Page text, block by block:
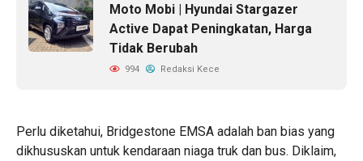
Moto Mobi | Hyundai Stargazer
Active Dapat Peningkatan, Harga
Tidak Berubah
994 Redaksi Kece
Perlu diketahui, Bridgestone EMSA adalah ban bias yang
dikhususkan untuk kendaraan niaga truk dan bus. Diklaim,